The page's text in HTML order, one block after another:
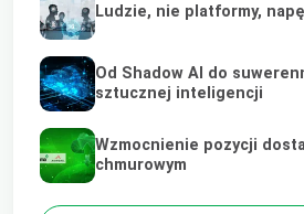
Ludzie, nie platformy,
Od Shadow AI do
sztucznej inteligencji
Wzmocnienie pozycji
chmurowym